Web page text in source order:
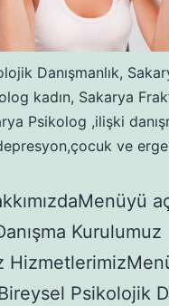
Danışmanlık,
kadın, Sakarya
Psikolog ,ilişki
ve
Kurulumuz
Psikolojik